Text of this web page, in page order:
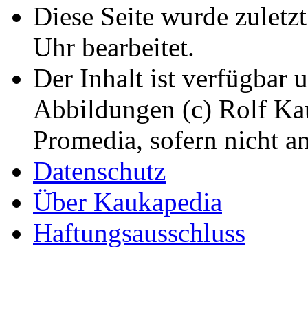
Diese Seite wurde
Uhr bearbeitet.
Der Inhalt ist verfügbar
Abbildungen (c) Rolf
Promedia, sofern nicht
Datenschutz
Über Kaukapedia
Haftungsausschluss